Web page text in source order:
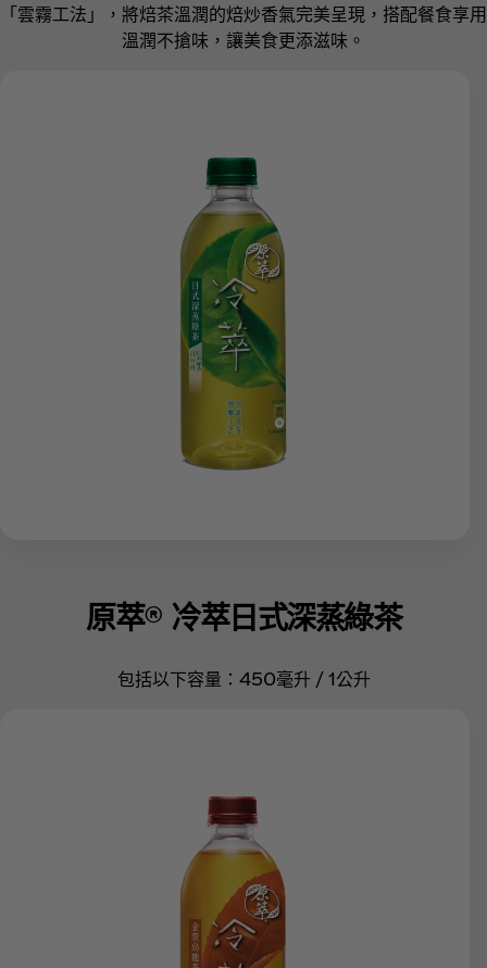
「雲霧工法」，將焙茶溫潤的焙炒香氣完美呈現，搭配餐食享用
溫潤不搶味，讓美食更添滋味。
原萃® 冷萃日式深蒸綠茶
包括以下容量：450毫升 / 1公升